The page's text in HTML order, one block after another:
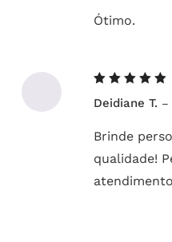
Ótimo.
5de 5
Deidiane T. –
Brinde
qualidade!